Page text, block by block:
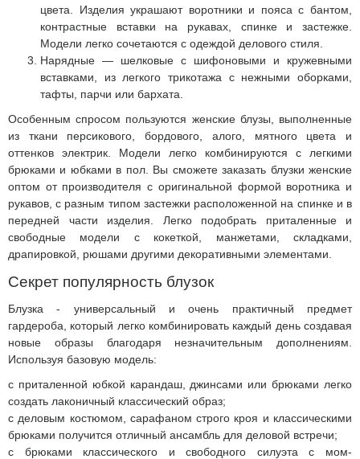
цвета. Изделия украшают воротники и пояса с бантом,
контрастные вставки на рукавах, спинке и застежке.
Модели легко сочетаются с одеждой делового стиля.
Нарядные — шелковые с шифоновыми и кружевными
вставками, из легкого трикотажа с нежными оборками,
тафты, парчи или бархата.
Особенным спросом пользуются женские блузы, выполненные
из ткани персикового, бордового, алого, мятного цвета и
оттенков электрик. Модели легко комбинируются с легкими
брюками и юбками в пол. Вы сможете заказать блузки женские
оптом от производителя с оригинальной формой воротника и
рукавов, с разным типом застежки расположенной на спинке и в
передней части изделия. Легко подобрать приталенные и
свободные модели с кокеткой, манжетами, складками,
драпировкой, рюшами другими декоративными элементами.
Секрет популярность блузок
Блузка - универсальный и очень практичный предмет
гардероба, который легко комбинировать каждый день создавая
новые образы благодаря незначительным дополнениям.
Используя базовую модель:
с приталенной юбкой карандаш, джинсами или брюками легко
создать лаконичный классический образ;
с деловым костюмом, сарафаном строго кроя и классическими
брюками получится отличный ансамбль для деловой встречи;
с брюками классического и свободного силуэта с мом-